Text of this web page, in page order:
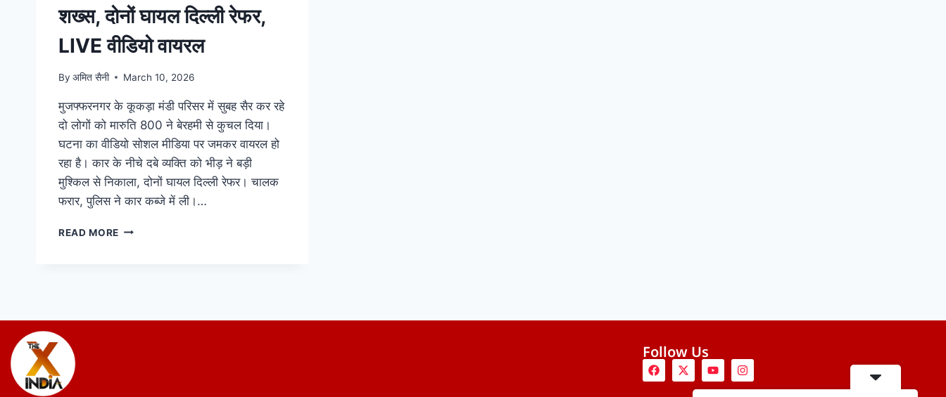
शख्स, दोनों घायल दिल्ली रेफर,
LIVE वीडियो वायरल
By अमित सैनी March 10, 2026
मुजफ्फरनगर के कूकड़ा मंडी परिसर में सुबह सैर कर रहे
दो लोगों को मारुति 800 ने बेरहमी से कुचल दिया।
घटना का वीडियो सोशल मीडिया पर जमकर वायरल हो
रहा है। कार के नीचे दबे व्यक्ति को भीड़ ने बड़ी
मुश्किल से निकाला, दोनों घायल दिल्ली रेफर। चालक
फरार, पुलिस ने कार कब्जे में ली।…
READ MORE
Follow Us